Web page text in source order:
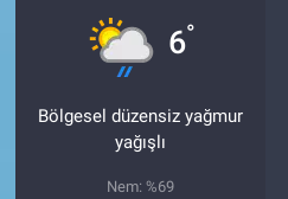
6°
Bölgesel düzensiz yağmur
yağışlı
Nem: %69